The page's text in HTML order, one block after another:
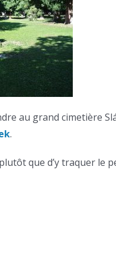
au grand cimetière
.
que d’y traquer le